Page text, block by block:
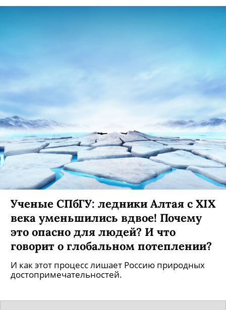
Ученые СПбГУ: ледники Алтая с XIX
века уменьшились вдвое! Почему
это опасно для людей? И что
говорит о глобальном потеплении?
И как этот процесс лишает Россию природных
достопримечательностей.